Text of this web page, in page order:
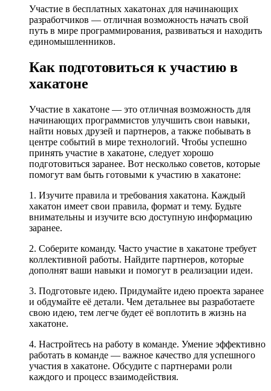
Участие в бесплатных хакатонах для начинающих
разработчиков — отличная возможность начать свой
путь в мире программирования, развиваться и находить
единомышленников.
Как подготовиться к участию в
хакатоне
Участие в хакатоне — это отличная возможность для
начинающих программистов улучшить свои навыки,
найти новых друзей и партнеров, а также побывать в
центре событий в мире технологий. Чтобы успешно
принять участие в хакатоне, следует хорошо
подготовиться заранее. Вот несколько советов, которые
помогут вам быть готовыми к участию в хакатоне:
1. Изучите правила и требования хакатона. Каждый
хакатон имеет свои правила, формат и тему. Будьте
внимательны и изучите всю доступную информацию
заранее.
2. Соберите команду. Часто участие в хакатоне требует
коллективной работы. Найдите партнеров, которые
дополнят ваши навыки и помогут в реализации идеи.
3. Подготовьте идею. Придумайте идею проекта заранее
и обдумайте её детали. Чем детальнее вы разработаете
свою идею, тем легче будет её воплотить в жизнь на
хакатоне.
4. Настройтесь на работу в команде. Умение эффективно
работать в команде — важное качество для успешного
участия в хакатоне. Обсудите с партнерами роли
каждого и процесс взаимодействия.